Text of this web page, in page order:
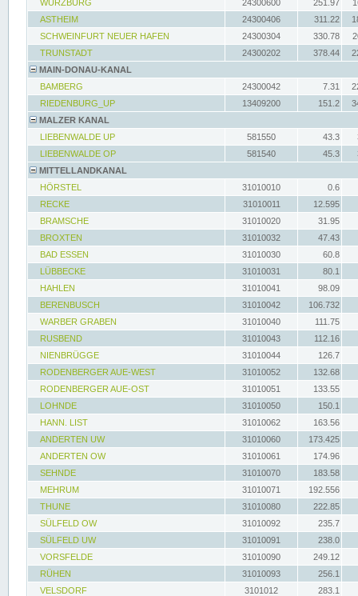
WÜRZBURG 24300600 251.97
ASTHEIM
24300406 311.22
SCHWEINFURT NEUER HAFEN
24300304 330.78
TRUNSTADT
24300202 378.44
MAIN-DONAU-KANAL
BAMBERG
24300042 7.31
RIEDENBURG_UP
13409200 151.2
MALZER KANAL
LIEBENWALDE UP
581550 43.3
LIEBENWALDE OP
581540 45.3
MITTELLANDKANAL
HÖRSTEL
31010010
0.6
RECKE
31010011
12.595
BRAMSCHE
31010020
31.95
BROXTEN
31010032
47.43
BAD ESSEN
31010030
60.8
LÜBBECKE
31010031
80.1
HAHLEN
31010041
98.09
BERENBUSCH
31010042
106.732
WARBER GRABEN
31010040
111.75
RUSBEND
31010043
112.16
NIENBRÜGGE
31010044
126.7
RODENBERGER AUE-WEST
31010052
132.68
RODENBERGER AUE-OST
31010051
133.55
LOHNDE
31010050
150.1
HANN. LIST
31010062
163.56
ANDERTEN UW
31010060
173.425
ANDERTEN OW
31010061
174.96
SEHNDE
31010070
183.58
MEHRUM
31010071
192.556
THUNE
31010080
222.85
SÜLFELD OW
31010092
235.7
SÜLFELD UW
31010091
238.0
VORSFELDE
31010090
249.12
RÜHEN
31010093
256.1
VELSDORF
3101012
283.1